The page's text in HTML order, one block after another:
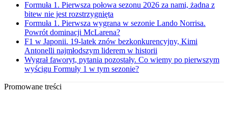
Formuła 1. Pierwsza połowa sezonu 2026 za nami, żadna z
bitew nie jest rozstrzygnięta
Formuła 1. Pierwsza wygrana w sezonie Lando Norrisa.
Powrót dominacji McLarena?
F1 w Japonii. 19-latek znów bezkonkurencyjny, Kimi
Antonelli najmłodszym liderem w historii
Wygrał faworyt, pytania pozostały. Co wiemy po pierwszym
wyścigu Formuły 1 w tym sezonie?
Promowane treści